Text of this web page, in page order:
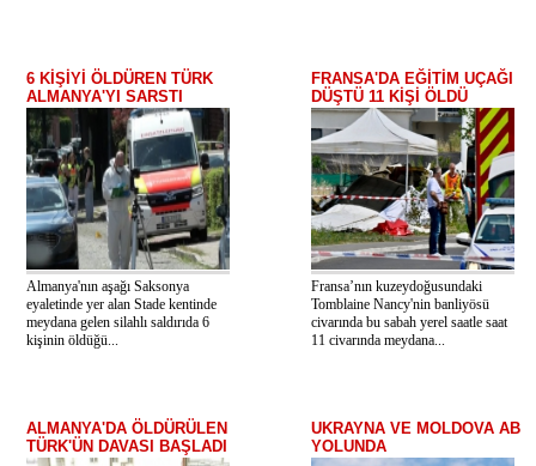
6 KİŞİYİ ÖLDÜREN TÜRK
ALMANYA'YI SARSTI
Almanya'nın aşağı Saksonya
eyaletinde yer alan Stade kentinde
meydana gelen silahlı saldırıda 6
kişinin öldüğü...
FRANSA'DA EĞİTİM UÇAĞI
DÜŞTÜ 11 KİŞİ ÖLDÜ
Fransa’nın kuzeydoğusundaki
Tomblaine Nancy'nin banliyösü
civarında bu sabah yerel saatle saat
11 civarında meydana...
ALMANYA'DA ÖLDÜRÜLEN
TÜRK'ÜN DAVASI BAŞLADI
UKRAYNA VE MOLDOVA AB
YOLUNDA